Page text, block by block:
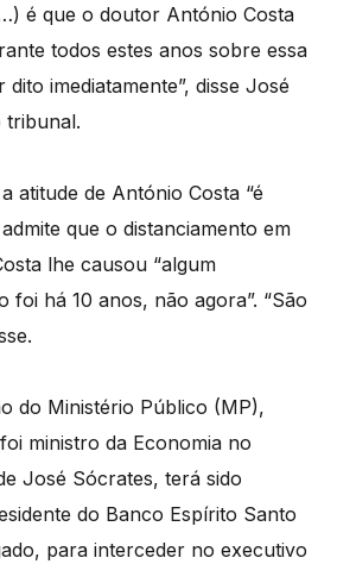
é que o doutor António Costa
todos estes anos sobre essa
imediatamente”, disse José
tribunal.
atitude de António Costa “é
que o distanciamento em
lhe causou “algum
foi há 10 anos, não agora”. “São
do Ministério Público (MP),
ministro da Economia no
José Sócrates, terá sido
do Banco Espírito Santo
para interceder no executivo